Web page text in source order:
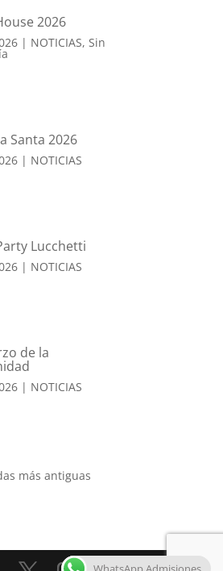
2026
| NOTICIAS, Sin
Santa 2026
| NOTICIAS
Lucchetti
| NOTICIAS
de la
| NOTICIAS
más antiguas